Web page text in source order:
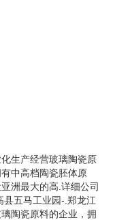
生产经营玻璃陶瓷原
中高档陶瓷胚体原
洲最大的高.详细公司
县五马工业园-.郑龙江
陶瓷原料的企业，拥